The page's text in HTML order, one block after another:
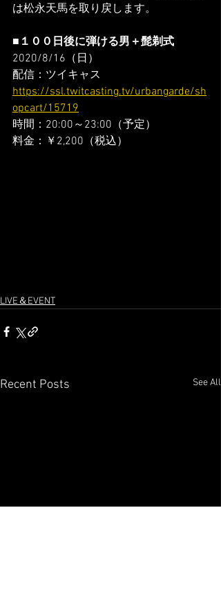
は松永天馬を取り戻します。
■１００日後に弾ける男＋髭剃式
2020/8/16（日）
配信：ツイキャス
https://ssl.twitcasting.tv/urbangarde/sh
opcart/15719
時間：20:00～23:00（予定）
料金：￥2,200（税込）
LIVE＆EVENT
Recent Posts See All